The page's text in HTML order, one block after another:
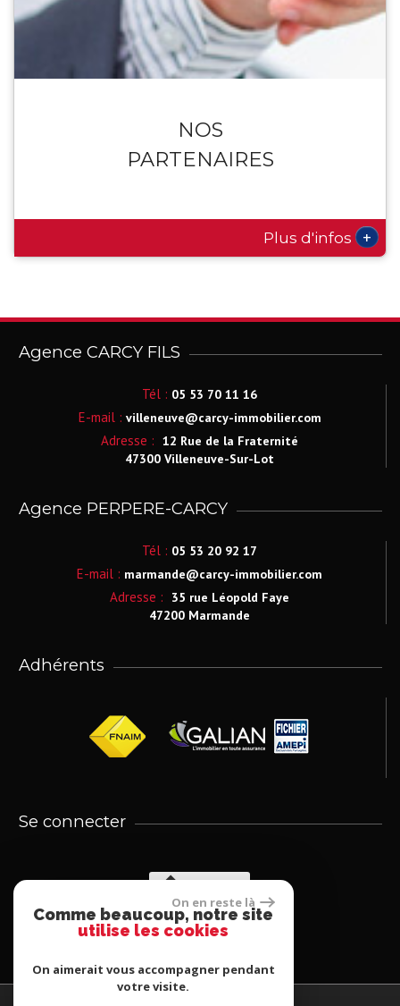
NOS
PARTENAIRES
Plus d'infos +
Agence CARCY FILS
Tél : 05 53 70 11 16
E-mail : villeneuve@carcy-immobilier.com
Adresse : 12 Rue de la Fraternité
47300 Villeneuve-Sur-Lot
Agence PERPERE-CARCY
Tél : 05 53 20 92 17
E-mail : marmande@carcy-immobilier.com
Adresse :
35 rue Léopold Faye
47200 Marmande
Adhérents
Se connecter
On en reste là
Comme beaucoup, notre site
utilise les cookies
On aimerait vous accompagner pendant
votre visite.